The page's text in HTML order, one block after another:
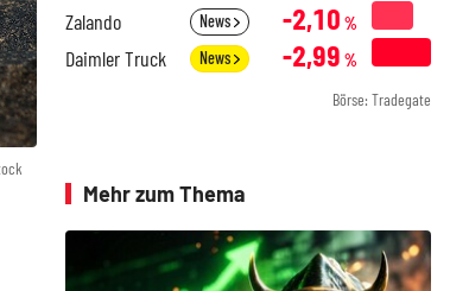
Zalando News -2,10 %
Daimler Truck News -2,99 %
Börse: Tradegate
Mehr zum Thema